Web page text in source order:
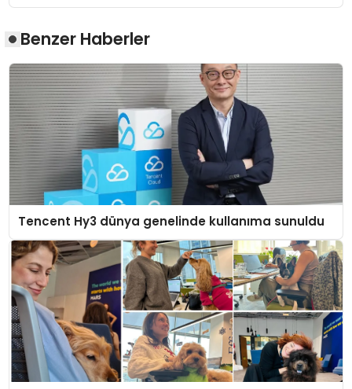
Benzer Haberler
Tencent Hy3 dünya genelinde kullanıma sunuldu